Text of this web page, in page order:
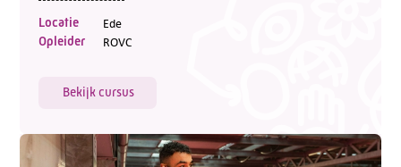
Locatie Ede
Opleider ROVC
Bekijk cursus